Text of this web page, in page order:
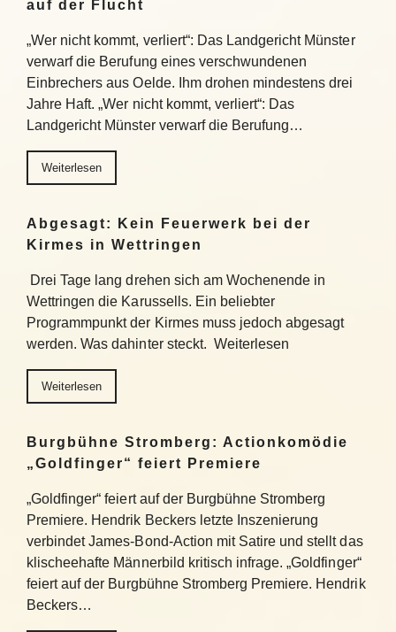
auf der Flucht
„Wer nicht kommt, verliert“: Das Landgericht Münster
verwarf die Berufung eines verschwundenen
Einbrechers aus Oelde. Ihm drohen mindestens drei
Jahre Haft. „Wer nicht kommt, verliert“: Das
Landgericht Münster verwarf die Berufung…
Weiterlesen
Abgesagt: Kein Feuerwerk bei der
Kirmes in Wettringen
Drei Tage lang drehen sich am Wochenende in
Wettringen die Karussells. Ein beliebter
Programmpunkt der Kirmes muss jedoch abgesagt
werden. Was dahinter steckt. Weiterlesen
Weiterlesen
Burgbühne Stromberg: Actionkomödie
„Goldfinger“ feiert Premiere
„Goldfinger“ feiert auf der Burgbühne Stromberg
Premiere. Hendrik Beckers letzte Inszenierung
verbindet James-Bond-Action mit Satire und stellt das
klischeehafte Männerbild kritisch infrage. „Goldfinger“
feiert auf der Burgbühne Stromberg Premiere. Hendrik
Beckers…